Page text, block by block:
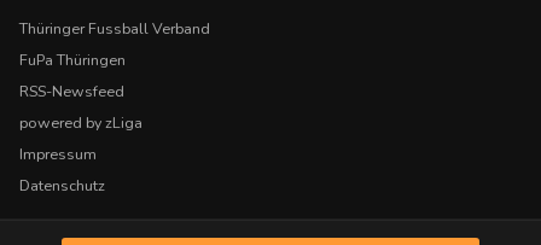
Thüringer Fussball Verband
FuPa Thüringen
RSS-Newsfeed
powered by zLiga
Impressum
Datenschutz